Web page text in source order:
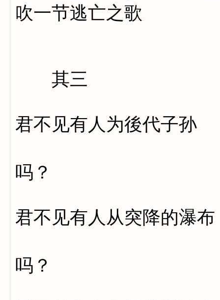
吹一节逃亡之歌
其三
君不见有人为後代子孙
吗？
君不见有人从突降的瀑布
吗？